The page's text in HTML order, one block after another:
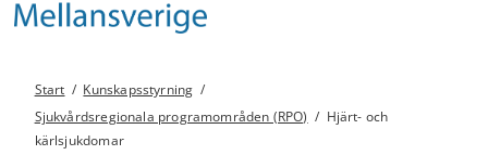
Start / Kunskapsstyrning /
Sjukvårdsregionala programområden (RPO) / Hjärt- och
kärlsjukdomar